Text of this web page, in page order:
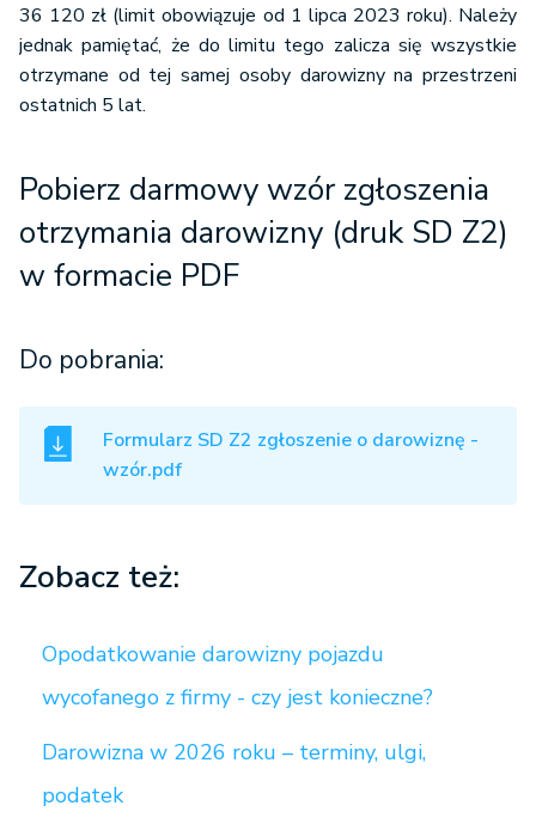
36 120 zł (limit obowiązuje od 1 lipca 2023 roku). Należy
jednak pamiętać, że do limitu tego zalicza się wszystkie
otrzymane od tej samej osoby darowizny na przestrzeni
ostatnich 5 lat.
Pobierz darmowy wzór zgłoszenia
otrzymania darowizny (druk SD Z2)
w formacie PDF
Do pobrania:
Formularz SD Z2 zgłoszenie o darowiznę -
wzór.pdf
Zobacz też:
Opodatkowanie darowizny pojazdu
wycofanego z firmy - czy jest konieczne?
Darowizna w 2026 roku – terminy, ulgi,
podatek